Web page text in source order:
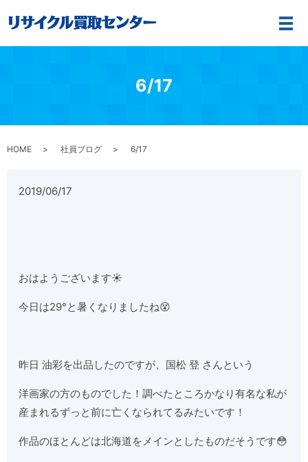
メ
6/17
HOME 社員ブログ 6/17
2019/06/17
おはようございます☀
今日は29°と暑くなりましたね😵
昨日 油彩を出品したのですが、国松 登 さんという
洋画家の方のものでした！調べたところかなり有名な私が
産まれるずっと前に亡くなられてるみたいです！
作品のほとんどは北海道をメインとしたものだそうです😳